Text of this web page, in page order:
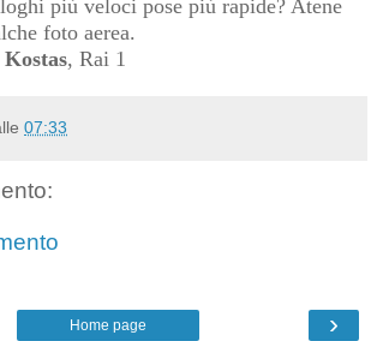
più veloci pose più rapide? Atene
foto aerea.
Kostas, Rai 1
07:33
›
Home page